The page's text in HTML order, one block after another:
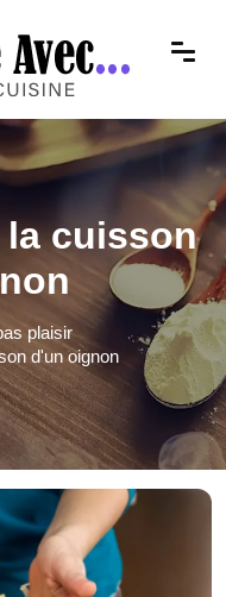
cuisson
plaisir
d'un oignon